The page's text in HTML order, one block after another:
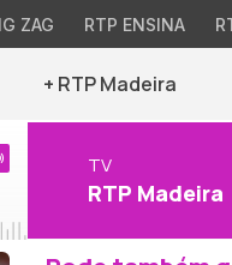
ZAG RTP ENSINA
+ RTP Madeira
TV
RTP Madeira